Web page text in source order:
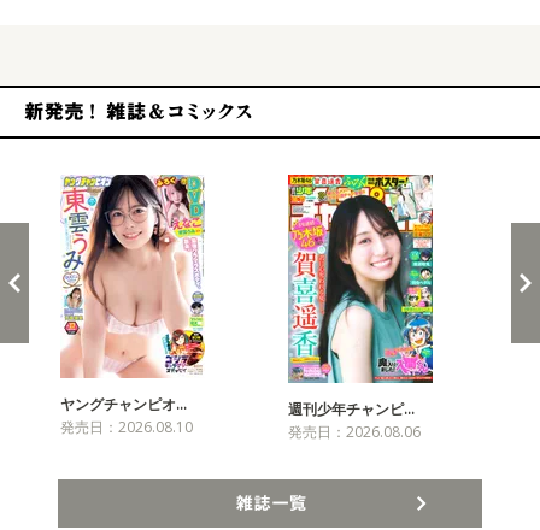
ヤングチャンピオ…
発売日：2026.08.10
週刊少年チャンピ…
発売日：2026.08.06